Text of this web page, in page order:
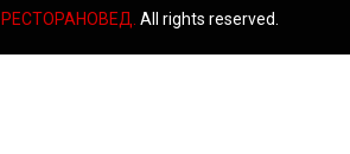
РЕСТОРАНОВЕД. All rights reserved.